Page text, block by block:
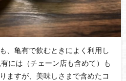
、亀有で飲むときによく利用し
には（チェーン店も含めて）も
ますが、美味しさまで含めたコ